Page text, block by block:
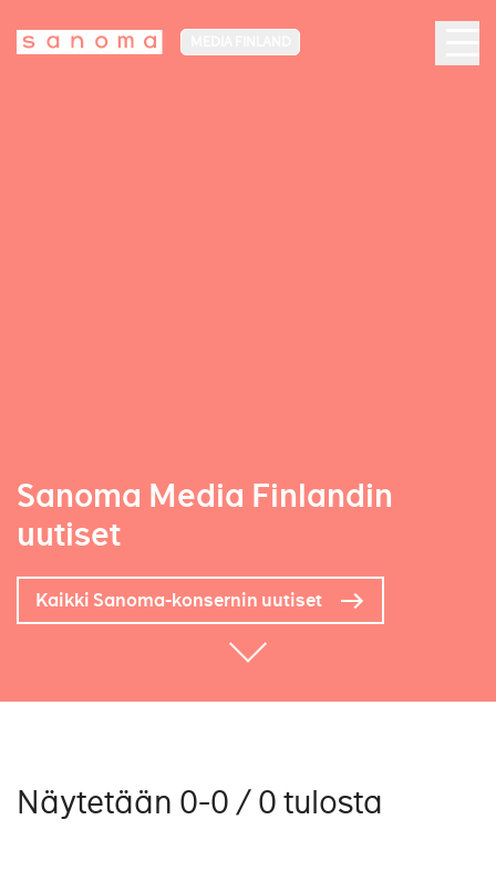
Sanoma Media Finlandin
uutiset
Kaikki Sanoma-konsernin uutiset
Näytetään 0-0 / 0 tulosta